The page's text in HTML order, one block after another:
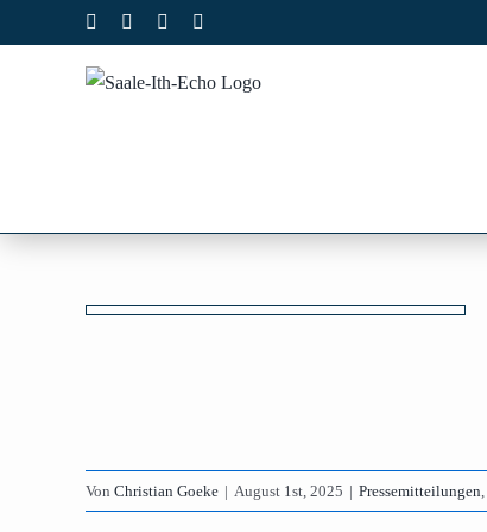
Inhalt
Facebook Instagram
Von Christian Goeke | August 1st, 2025 | Pressemitteilungen,